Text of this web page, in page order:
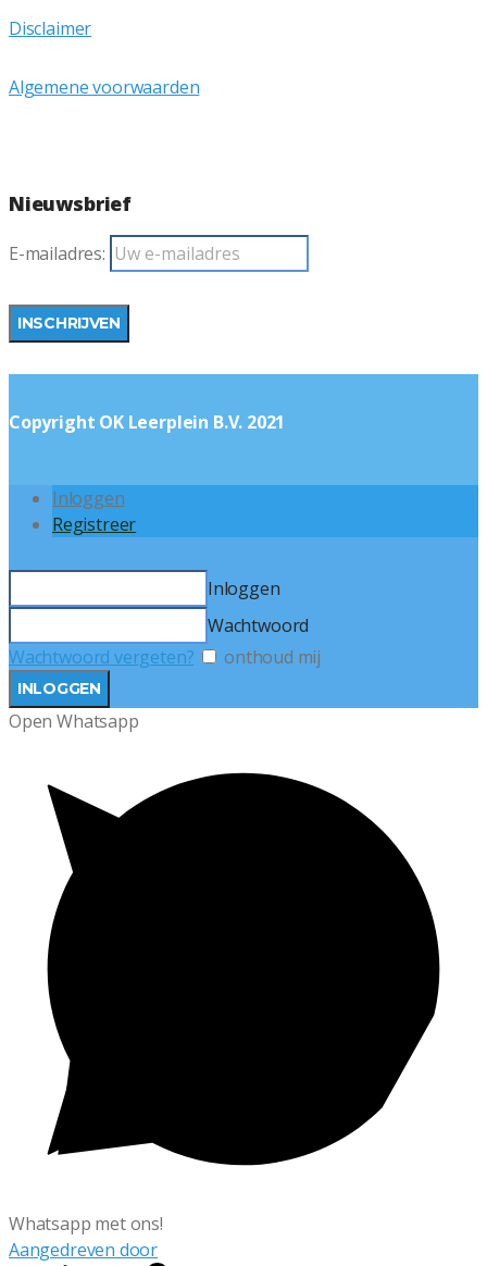
Disclaimer
Algemene voorwaarden
Nieuwsbrief
E-mailadres:
Copyright OK Leerplein B.V. 2021
Inloggen
Registreer
Inloggen
Wachtwoord
Wachtwoord vergeten?
onthoud mij
Open Whatsapp
Whatsapp met ons!
Aangedreven door